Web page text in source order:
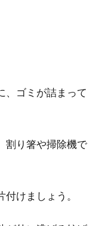
、ゴミが詰まって
割り箸や掃除機で
けましょう。